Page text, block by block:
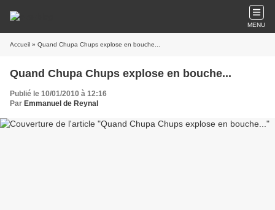
MENU
Accueil » Quand Chupa Chups explose en bouche...
Quand Chupa Chups explose en bouche...
Publié le 10/01/2010 à 12:16
Par Emmanuel de Reynal